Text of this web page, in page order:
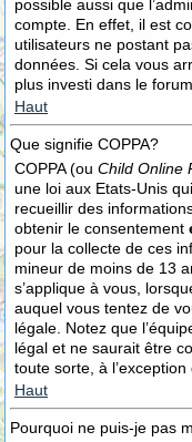
possible aussi que
compte. En effet, il est
utilisateurs ne postant
données. Si cela vous
plus investi dans le forum.
Haut
Que signifie COPPA?
COPPA (ou Child Online
une loi aux Etats-Unis
recueillir des
obtenir le consentement
pour la collecte de ces
mineur de moins de 13
s’applique à vous,
auquel vous tentez de
légale. Notez que
légal et ne saurait être
toute sorte, à
Haut
Pourquoi ne puis-je pas